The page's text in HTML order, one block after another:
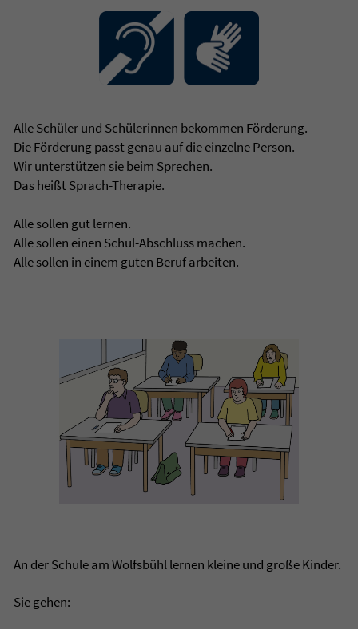
Alle Schüler und Schülerinnen bekommen Förderung.
Die Förderung passt genau auf die einzelne Person.
Wir unterstützen sie beim Sprechen.
Das heißt Sprach-Therapie.
Alle sollen gut lernen.
Alle sollen einen Schul-Abschluss machen.
Alle sollen in einem guten Beruf arbeiten.
An der Schule am Wolfsbühl lernen kleine und große Kinder.
Sie gehen: